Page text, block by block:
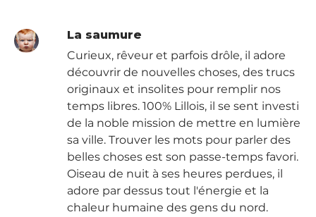
La saumure
Curieux, rêveur et parfois drôle, il adore
découvrir de nouvelles choses, des trucs
originaux et insolites pour remplir nos
temps libres. 100% Lillois, il se sent investi
de la noble mission de mettre en lumière
sa ville. Trouver les mots pour parler des
belles choses est son passe-temps favori.
Oiseau de nuit à ses heures perdues, il
adore par dessus tout l'énergie et la
chaleur humaine des gens du nord.